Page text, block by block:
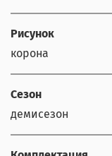
Рисунок
корона
Сезон
демисезон